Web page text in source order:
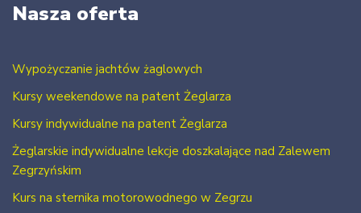
Nasza oferta
Wypożyczanie jachtów żaglowych
Kursy weekendowe na patent Żeglarza
Kursy indywidualne na patent Żeglarza
Żeglarskie indywidualne lekcje doszkalające nad Zalewem
Zegrzyńskim
Kurs na sternika motorowodnego w Zegrzu